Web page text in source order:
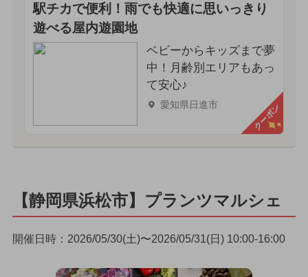
駅チカで便利！雨でも快適に思いっきり
遊べる屋内遊園地
ベビーからキッズまで夢
中！月齢別エリアもあっ
て安心♪
愛知県日進市 クーポン
【静岡県浜松市】プランツマルシェ
開催日時：2026/05/30(土)〜2026/05/31(日) 10:00-16:00